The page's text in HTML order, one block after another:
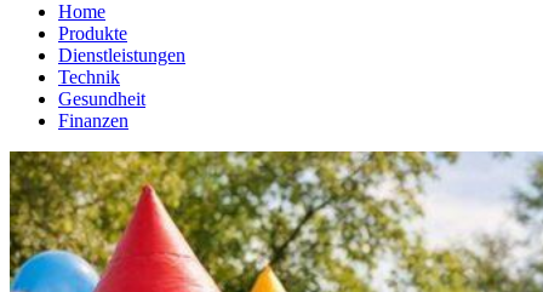
Home
Produkte
Dienstleistungen
Technik
Gesundheit
Finanzen